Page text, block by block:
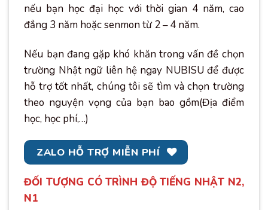
nếu bạn học đại học với thời gian 4 năm, cao
đẳng 3 năm hoặc senmon từ 2 – 4 năm.
Nếu bạn đang gặp khó khăn trong vấn đề chọn
trường Nhật ngữ liên hệ ngay NUBISU để được
hỗ trợ tốt nhất, chúng tôi sẽ tìm và chọn trường
theo nguyện vọng của bạn bao gồm(Địa điểm
học, học phí,…)
ZALO HỖ TRỢ MIỄN PHÍ
ĐỐI TƯỢNG CÓ TRÌNH ĐỘ TIẾNG NHẬT N2,
N1